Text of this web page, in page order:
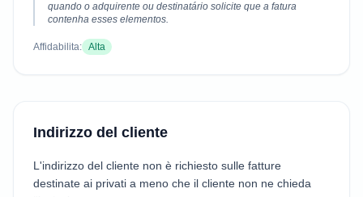
quando o adquirente ou destinatário solicite que a fatura
contenha esses elementos.
Affidabilita: Alta
Indirizzo del cliente
L'indirizzo del cliente non è richiesto sulle fatture
destinate ai privati a meno che il cliente non ne chieda